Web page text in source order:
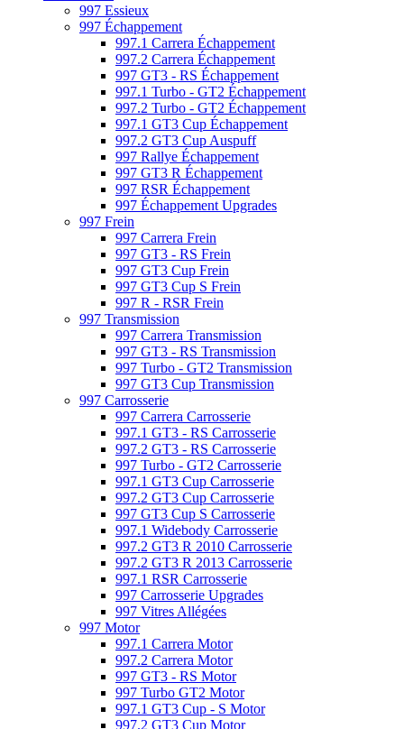
997 Essieux
997 Échappement
997.1 Carrera Échappement
997.2 Carrera Échappement
997 GT3 - RS Échappement
997.1 Turbo - GT2 Échappement
997.2 Turbo - GT2 Échappement
997.1 GT3 Cup Échappement
997.2 GT3 Cup Auspuff
997 Rallye Échappement
997 GT3 R Échappement
997 RSR Échappement
997 Échappement Upgrades
997 Frein
997 Carrera Frein
997 GT3 - RS Frein
997 GT3 Cup Frein
997 GT3 Cup S Frein
997 R - RSR Frein
997 Transmission
997 Carrera Transmission
997 GT3 - RS Transmission
997 Turbo - GT2 Transmission
997 GT3 Cup Transmission
997 Carrosserie
997 Carrera Carrosserie
997.1 GT3 - RS Carrosserie
997.2 GT3 - RS Carrosserie
997 Turbo - GT2 Carrosserie
997.1 GT3 Cup Carrosserie
997.2 GT3 Cup Carrosserie
997 GT3 Cup S Carrosserie
997.1 Widebody Carrosserie
997.2 GT3 R 2010 Carrosserie
997.2 GT3 R 2013 Carrosserie
997.1 RSR Carrosserie
997 Carrosserie Upgrades
997 Vitres Allégées
997 Motor
997.1 Carrera Motor
997.2 Carrera Motor
997 GT3 - RS Motor
997 Turbo GT2 Motor
997.1 GT3 Cup - S Motor
997.2 GT3 Cup Motor